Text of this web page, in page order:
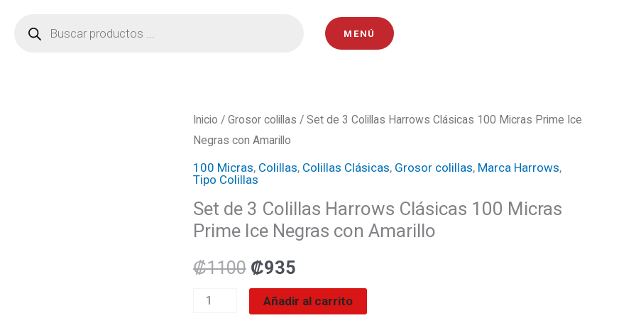
productos
MENÚ
Inicio / Grosor colillas / Set de 3 Colillas Harrows Clásicas 100 Micras Prime Ice
Negras con Amarillo
100 Micras, Colillas, Colillas Clásicas, Grosor colillas, Marca Harrows,
Tipo Colillas
Set de 3 Colillas Harrows Clásicas 100 Micras
Prime Ice Negras con Amarillo
₡1100
El
precio
era:
₡1100.
₡935
El
precio
es:
Set
de
3
Colillas
Harrows
Clásicas
Micras
Prime
Añadir al carrito